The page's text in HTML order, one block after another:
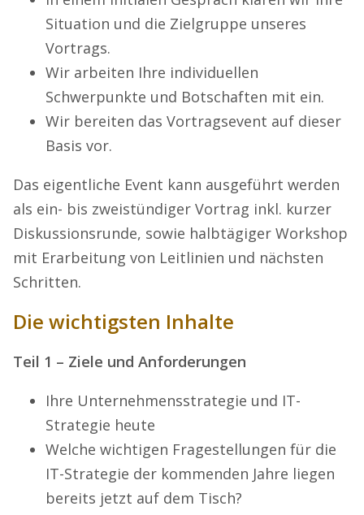
Situation und die Zielgruppe unseres
Vortrags.
Wir arbeiten Ihre individuellen
Schwerpunkte und Botschaften mit ein.
Wir bereiten das Vortragsevent auf dieser
Basis vor.
Das eigentliche Event kann ausgeführt werden
als ein- bis zweistündiger Vortrag inkl. kurzer
Diskussionsrunde, sowie halbtägiger Workshop
mit Erarbeitung von Leitlinien und nächsten
Schritten.
Die wichtigsten Inhalte
Teil 1 – Ziele und Anforderungen
Ihre Unternehmensstrategie und IT-
Strategie heute
Welche wichtigen Fragestellungen für die
IT-Strategie der kommenden Jahre liegen
bereits jetzt auf dem Tisch?